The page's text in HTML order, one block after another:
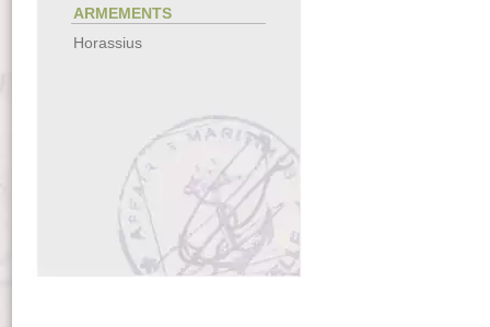
ARMEMENTS
Horassius